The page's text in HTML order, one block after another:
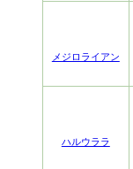
メジロライアン
ハルウララ